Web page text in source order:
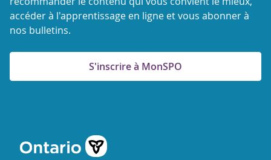
accéder à l'apprentissage en ligne et vous abonner à
nos bulletins.
S'inscrire à MonSPO